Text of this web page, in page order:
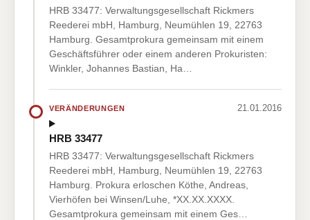
HRB 33477: Verwaltungsgesellschaft Rickmers
Reederei mbH, Hamburg, Neumühlen 19, 22763
Hamburg. Gesamtprokura gemeinsam mit einem
Geschäftsführer oder einem anderen Prokuristen:
Winkler, Johannes Bastian, Ha…
VERÄNDERUNGEN 21.01.2016
HRB 33477
HRB 33477: Verwaltungsgesellschaft Rickmers
Reederei mbH, Hamburg, Neumühlen 19, 22763
Hamburg. Prokura erloschen Köthe, Andreas,
Vierhöfen bei Winsen/Luhe, *XX.XX.XXXX.
Gesamtprokura gemeinsam mit einem Ges…